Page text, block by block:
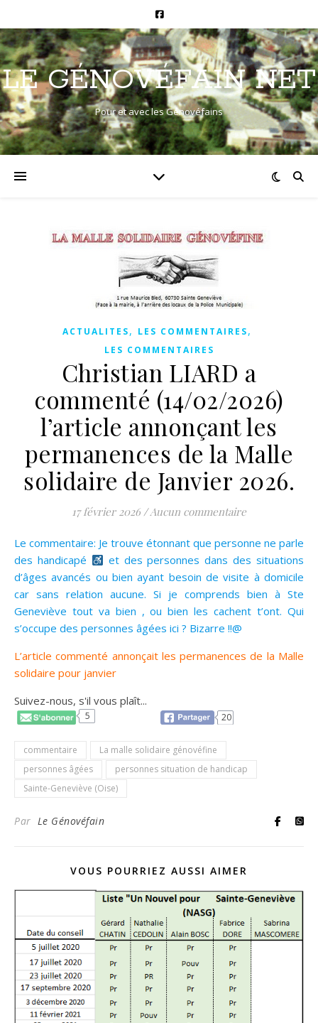
LE GÉNOVÉFAIN NET
Pour et avec les Génovéfains
ACTUALITES, LES COMMENTAIRES,
LES COMMENTAIRES
Christian LIARD a
commenté (14/02/2026)
l’article annonçant les
permanences de la Malle
solidaire de Janvier 2026.
17 février 2026 /Aucun commentaire
Le commentaire: Je trouve étonnant que personne ne parle
des handicapé
et des personnes dans des situations
d’âges avancés ou bien ayant besoin de visite à domicile
car sans relation aucune. Si je comprends bien à Ste
Geneviève tout va bien , ou bien les cachent t’ont. Qui
s’occupe des personnes âgées ici ? Bizarre !!@
L’article commenté annonçait les permanences de la Malle
solidaire pour janvier
Suivez-nous, s'il vous plaît...
5 20
commentaire
La malle solidaire génovéfine
personnes âgées
personnes situation de handicap
Sainte-Geneviève (Oise)
Par Le Génovéfain
VOUS POURRIEZ AUSSI AIMER